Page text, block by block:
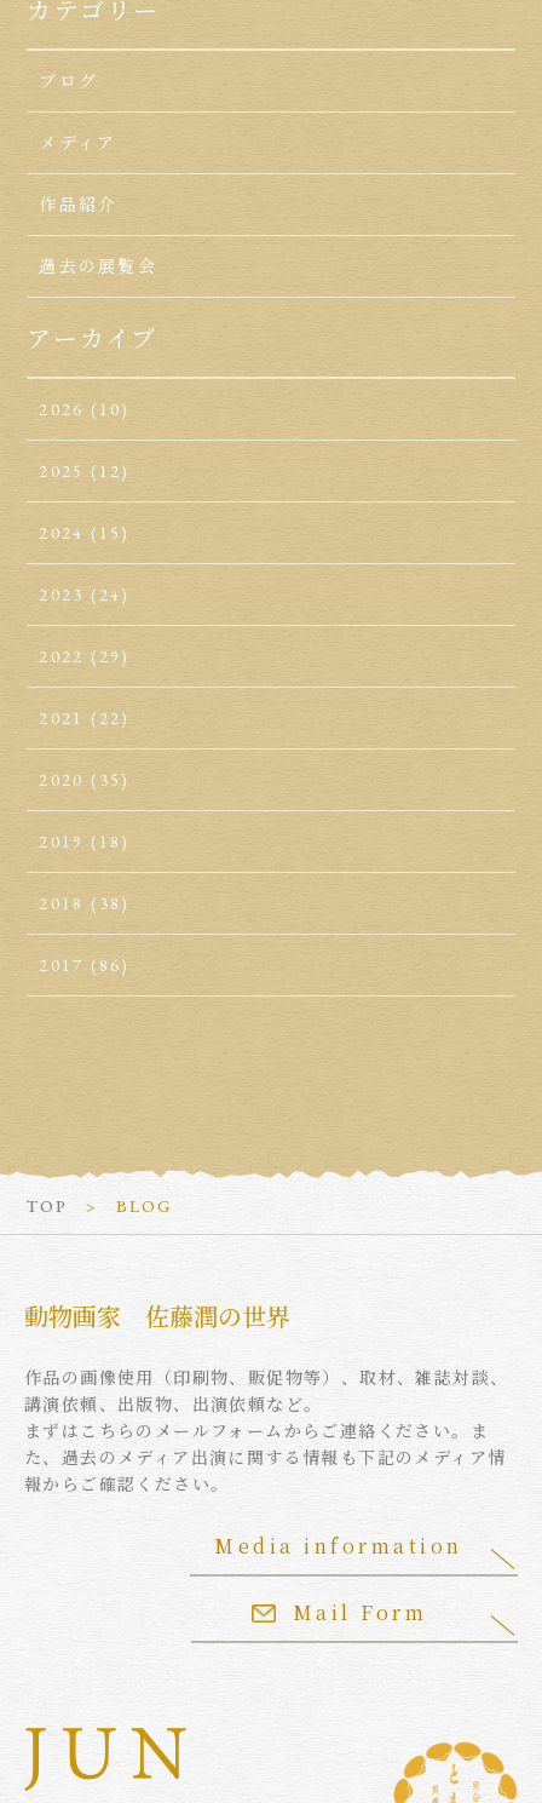
カテゴリー
ブログ
メディア
作品紹介
過去の展覧会
アーカイブ
2026 (10)
2025 (12)
2024 (15)
2023 (24)
2022 (29)
2021 (22)
2020 (35)
2019 (18)
2018 (38)
2017 (86)
TOP BLOG
動物画家 佐藤潤の世界
作品の画像使用（印刷物、販促物等）、取材、雑誌対談、
講演依頼、出版物、出演依頼など。
まずはこちらのメールフォームからご連絡ください。ま
た、過去のメディア出演に関する情報も下記のメディア情
報からご確認ください。
Mail Form
Media information